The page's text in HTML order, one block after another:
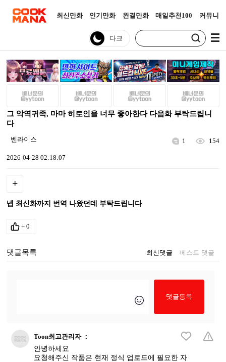
최신만화 인기만화 완결만화 매일추천100 커뮤니티
그 악역귀족, 마마 히로인을 너무 좋아한다 다음화 부탁드립니
다
벤라이스 1 154
2026-04-28 02:18:07
+
넵 최신화까지 번역 나왔던데 부탁드립니다
+ 0
댓글목록 최신댓글 베스트 댓글
댓글등록
Toon최고관리자 ：
안녕하세요
요청해주신 작품은 현재 정식 업로드에 필요한 자